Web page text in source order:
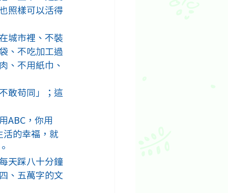
照樣可以活得
城市裡、不裝
、不吃加工過
、不用紙巾、
敢苟同」；這
ABC，你用
活的幸福，就
天踩八十分鐘
、五萬字的文